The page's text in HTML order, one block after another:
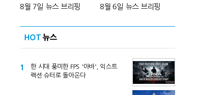
8월 7일 뉴스 브리핑 8월 6일 뉴스 브리핑
HOT 뉴스
1
한 시대 풍미한 FPS '아바', 익스트
랙션 슈터로 돌아온다